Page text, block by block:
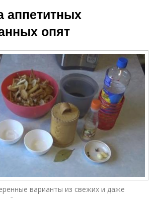
аппетитных
опят
варианты из свежих и даже